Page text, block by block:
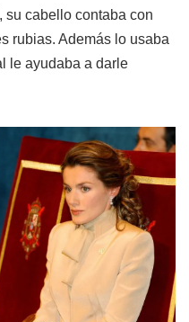
su cabello contaba con
rubias. Además lo usaba
le ayudaba a darle